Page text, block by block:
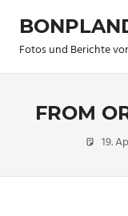
Inhalt
springen
Fotos und Berichte
FROM
19.